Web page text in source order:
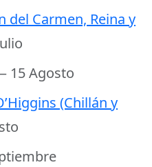
del Carmen, Reina y
15 Agosto
(Chillán y